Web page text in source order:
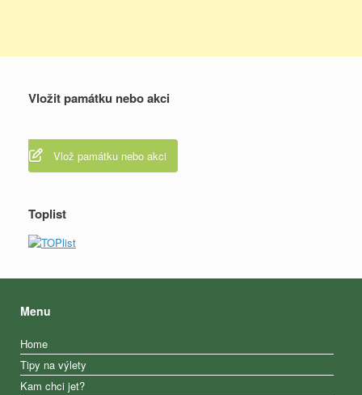
Vložit památku nebo akci
Vlož památku nebo akci
Toplist
Menu
Home
Tipy na výlety
Kam chci jet?